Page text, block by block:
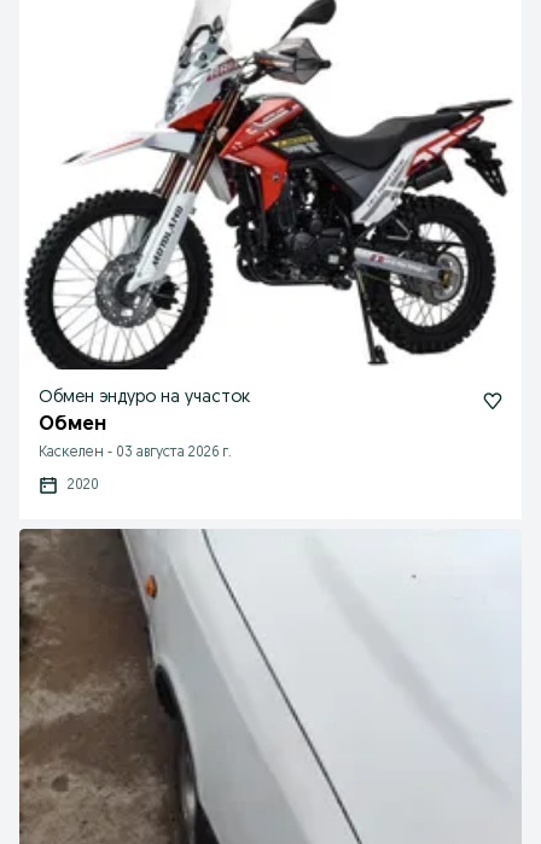
Обмен эндуро на участок
Обмен
Каскелен - 03 августа 2026 г.
2020